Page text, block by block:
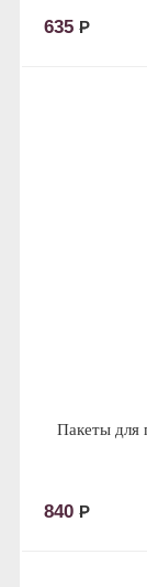
635 Р
Пакеты для
840 Р